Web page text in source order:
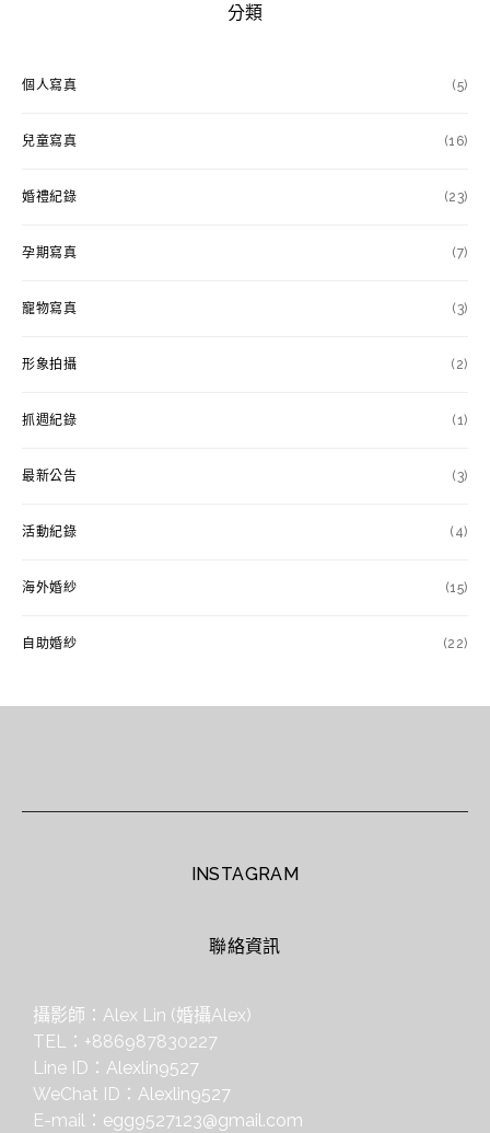
分類
個人寫真 (5)
兒童寫真 (16)
婚禮紀錄 (23)
孕期寫真 (7)
寵物寫真 (3)
形象拍攝 (2)
抓週紀錄 (1)
最新公告 (3)
活動紀錄 (4)
海外婚紗 (15)
自助婚紗 (22)
INSTAGRAM
聯絡資訊
攝影師：Alex Lin (婚攝Alex)
TEL：+886987830227
Line ID： Alexlin9527
WeChat ID： Alexlin9527
E-mail： egg9527123@gmail.com